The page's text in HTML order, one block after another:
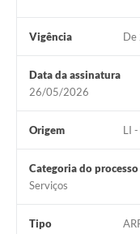
Vigência
Data da assinatura
26/05/2026
Origem LI
Categoria do processo
Serviços
Tipo